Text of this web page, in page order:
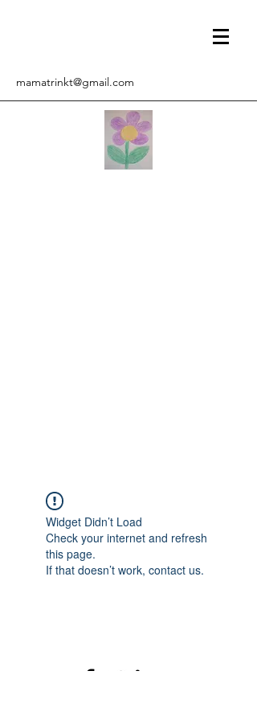
mamatrinkt@gmail.com
Widget Didn’t Load
Check your internet and refresh
this page.
If that doesn’t work, contact us.